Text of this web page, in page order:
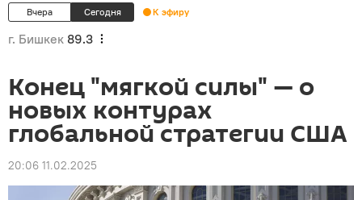
Вчера Сегодня К эфиру
г. Бишкек 89.3
Конец "мягкой силы" — о
новых контурах
глобальной стратегии США
20:06 11.02.2025